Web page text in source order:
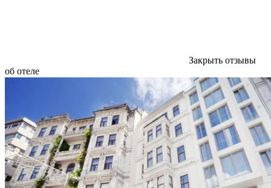
Закрыть отзывы
об отеле